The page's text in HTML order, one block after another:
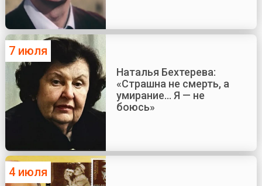
7 июля
Наталья Бехтерева:
«Страшна не смерть, а
умирание... Я — не
боюсь»
4 июля